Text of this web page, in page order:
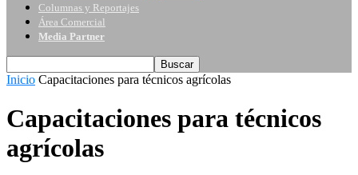
Columnas y Reportajes
Área Comercial
Media Partner
Inicio Capacitaciones para técnicos agrícolas
Capacitaciones para técnicos
agrícolas